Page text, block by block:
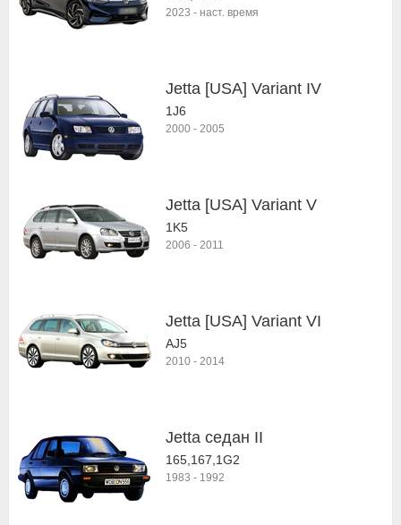
2023 - наст. время
Jetta [USA] Variant IV
1J6
2000 - 2005
Jetta [USA] Variant V
1K5
2006 - 2011
Jetta [USA] Variant VI
AJ5
2010 - 2014
Jetta седан II
165,167,1G2
1983 - 1992